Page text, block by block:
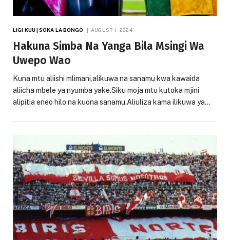
LIGI KUU | SOKA LA BONGO AUGUST 1, 2024
Hakuna Simba Na Yanga Bila Msingi Wa
Uwepo Wao
Kuna mtu aliishi mlimani,alikuwa na sanamu kwa kawaida
aliicha mbele ya nyumba yake.Siku moja mtu kutoka mjini
alipitia eneo hilo na kuona sanamu.Aliuliza kama ilikuwa ya…